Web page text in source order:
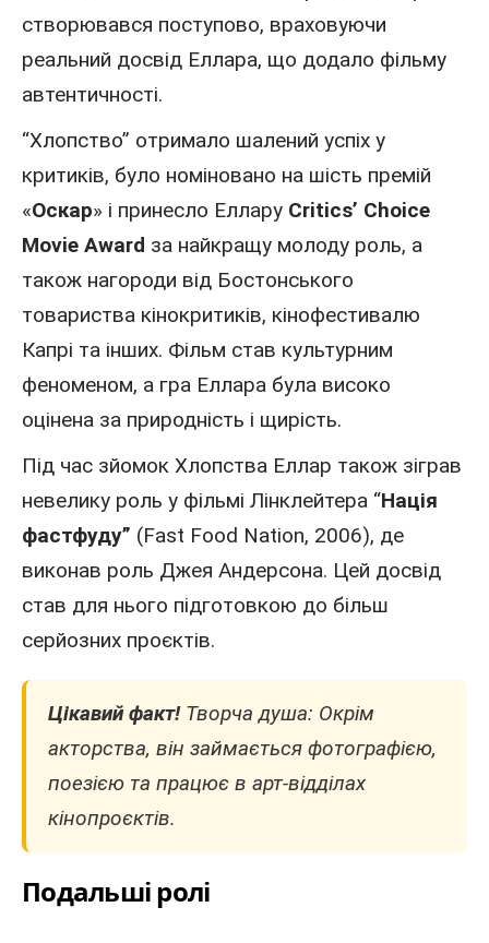
створювався поступово, враховуючи
реальний досвід Еллара, що додало фільму
автентичності.
“Хлопство” отримало шалений успіх у
критиків, було номіновано на шість премій
«Оскар» і принесло Еллару Critics’ Choice
Movie Award за найкращу молоду роль, а
також нагороди від Бостонського
товариства кінокритиків, кінофестивалю
Капрі та інших. Фільм став культурним
феноменом, а гра Еллара була високо
оцінена за природність і щирість.
Під час зйомок Хлопства Еллар також зіграв
невелику роль у фільмі Лінклейтера “Нація
фастфуду” (Fast Food Nation, 2006), де
виконав роль Джея Андерсона. Цей досвід
став для нього підготовкою до більш
серйозних проєктів.
Цікавий факт!Творча душа: Окрім
акторства, він займається фотографією,
поезією та працює в арт-відділах
кінопроєктів.
Подальші ролі